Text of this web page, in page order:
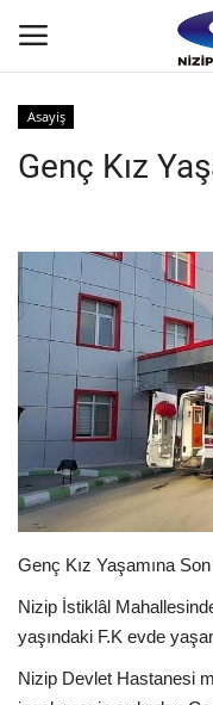
Ana
Asayiş
Siyaset
Ekonomi
Yaşam
Spor
Resmiilan
Asayiş
Genç Kız
Genç Kız Yaşamına
Nizip İstiklâl
yaşındaki F.K evde
Nizip Devlet Hastanesi